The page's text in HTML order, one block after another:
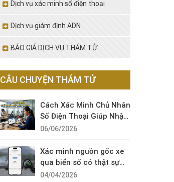
Dịch vụ xác minh số điện thoại
Dịch vụ giám định ADN
BÁO GIÁ DỊCH VỤ THÁM TỬ
CÂU CHUYỆN THÁM TỬ
Cách Xác Minh Chủ Nhân
Số Điện Thoại Giúp Nhận
Diện Cuộc Gọi Đáng Ngờ
06/06/2026
Xác minh nguồn gốc xe
qua biển số có thật sự
cần thiết?
04/04/2026